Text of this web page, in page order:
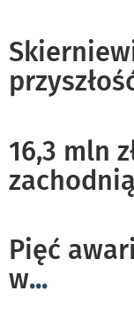
16,3 mln
Pięć
w...